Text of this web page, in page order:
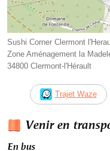
Sushi Corner Clermont
Zone Aménagement la
34800 Clermont-l'Hérault
Trajet Waze
Venir en
En bus